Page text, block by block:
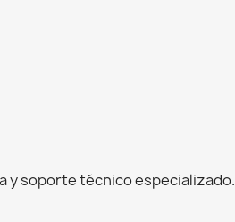
y soporte técnico especializado.